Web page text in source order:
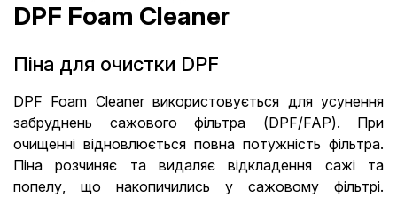
DPF Foam Cleaner
Піна для очистки DPF
DPF Foam Cleaner використовується для усунення
забруднень сажового фільтра (DPF/FAP). При
очищенні відновлюється повна потужність фільтра.
Піна розчиняє та видаляє відкладення сажі та
попелу, що накопичились у сажовому фільтрі.